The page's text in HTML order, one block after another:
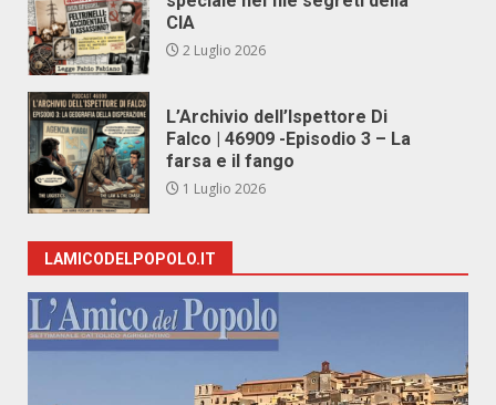
CIA
2 Luglio 2026
L’Archivio dell’Ispettore Di
Falco | 46909 -Episodio 3 – La
farsa e il fango
1 Luglio 2026
LAMICODELPOPOLO.IT